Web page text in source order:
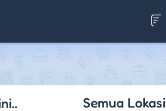
Semua Lokasi